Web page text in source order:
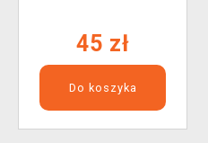
45 zł
Do koszyka